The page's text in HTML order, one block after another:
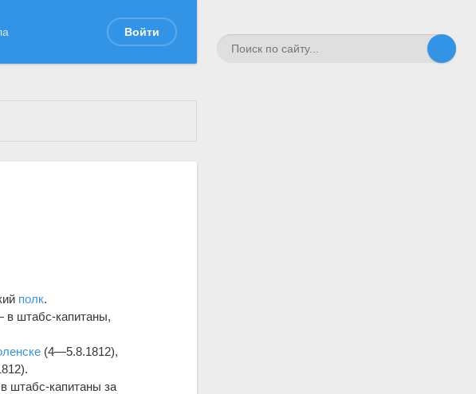
Войти
полк.
в штабс-капитаны,
(4—5.8.1812),
штабс-капитаны за